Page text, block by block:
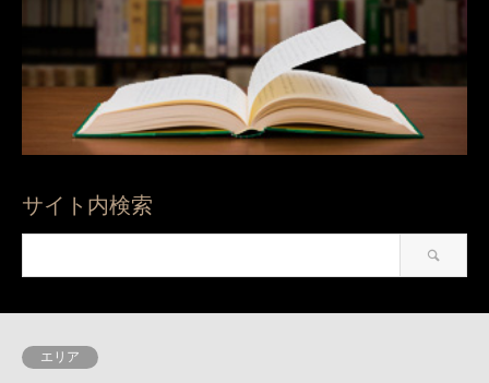
サイト内検索
エリア